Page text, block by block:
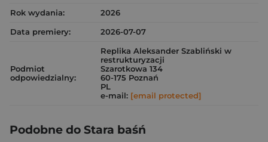
Rok wydania:
2026
Data premiery:
2026-07-07
Podmiot
odpowiedzialny:
Replika Aleksander Szabliński w
restrukturyzacji
Szarotkowa 134
60-175 Poznań
PL
e-mail: [email protected]
Podobne do Stara baśń